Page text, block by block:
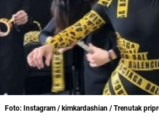
Foto: Instagram / kimkardashian / Trenutak